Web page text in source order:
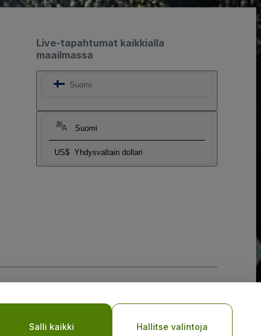
Live-tapahtumat kaikkialla
maailmassa
Suomi
Suomi
US$ Yhdysvaltain dollari
Salli kaikki Hallitse valintoja